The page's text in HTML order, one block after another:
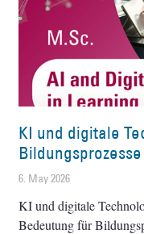
KI und digitale
6. May 2026
KI und digitale
Bedeutung für